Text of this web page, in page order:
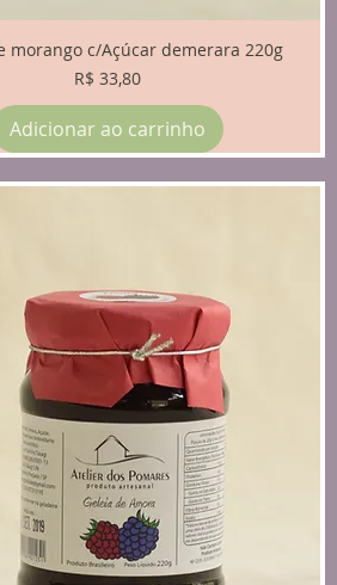
morango c/Açúcar demerara 220g
Preço
R$ 33,80
Adicionar ao carrinho